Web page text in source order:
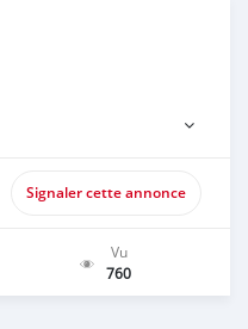
Signaler cette annonce
Vu
760